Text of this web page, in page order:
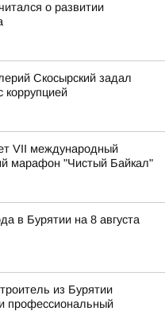
о развитии
Скосырский задал
коррупцией
VII международный
марафон "Чистый Байкал"
в Бурятии на 8 августа
из Бурятии
профессиональный